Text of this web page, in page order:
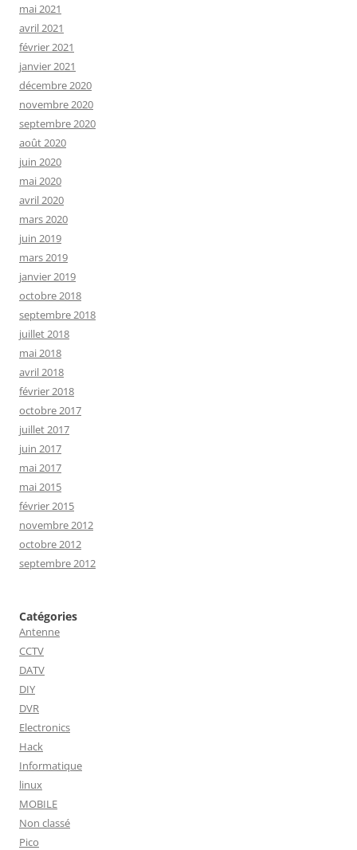
mai 2021
avril 2021
février 2021
janvier 2021
décembre 2020
novembre 2020
septembre 2020
août 2020
juin 2020
mai 2020
avril 2020
mars 2020
juin 2019
mars 2019
janvier 2019
octobre 2018
septembre 2018
juillet 2018
mai 2018
avril 2018
février 2018
octobre 2017
juillet 2017
juin 2017
mai 2017
mai 2015
février 2015
novembre 2012
octobre 2012
septembre 2012
Catégories
Antenne
CCTV
DATV
DIY
DVR
Electronics
Hack
Informatique
linux
MOBILE
Non classé
Pico